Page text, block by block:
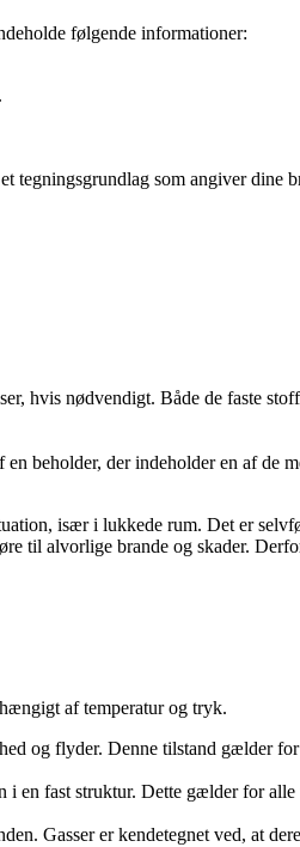
følgende informationer:
tegningsgrundlag som angiver dine
hvis nødvendigt. Både de faste
beholder, der indeholder en af de
især i lukkede rum. Det er
til alvorlige brande og skader.
af temperatur og tryk.
og flyder. Denne tilstand gælder
en fast struktur. Dette gælder for alle
Gasser er kendetegnet ved, at